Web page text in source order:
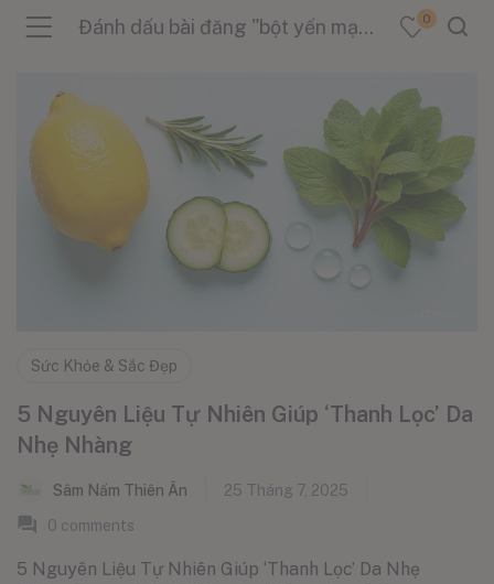
(Sản Phẩm )
Đánh dấu bài đăng "bột yến mạch" 0
Sức Khỏe & Sắc Đẹp
5 Nguyên Liệu Tự Nhiên Giúp ‘Thanh Lọc’ Da
Nhẹ Nhàng
Sâm Nấm Thiên Ân
25 Tháng 7, 2025
0 comments
5 Nguyên Liệu Tự Nhiên Giúp ‘Thanh Lọc’ Da Nhẹ